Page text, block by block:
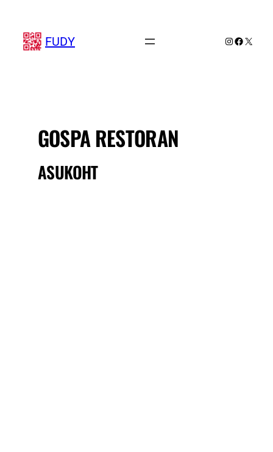
juurde
FUDY Instagram
X
GOSPA RESTORAN
ASUKOHT